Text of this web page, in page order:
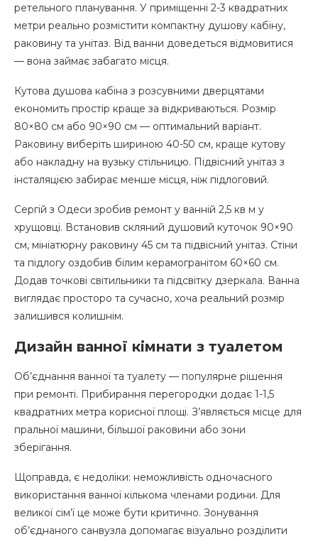
ретельного планування. У приміщенні 2-3 квадратних
метри реально розмістити компактну душову кабіну,
раковину та унітаз. Від ванни доведеться відмовитися
— вона займає забагато місця.
Кутова душова кабіна з розсувними дверцятами
економить простір краще за відкриваються. Розмір
80×80 см або 90×90 см — оптимальний варіант.
Раковину виберіть шириною 40-50 см, краще кутову
або накладну на вузьку стільницю. Підвісний унітаз з
інсталяцією забирає менше місця, ніж підлоговий.
Сергій з Одеси зробив ремонт у ванній 2,5 кв м у
хрущовці. Встановив скляний душовий куточок 90×90
см, мініатюрну раковину 45 см та підвісний унітаз. Стіни
та підлогу оздобив білим керамогранітом 60×60 см.
Додав точкові світильники та підсвітку дзеркала. Ванна
виглядає просторо та сучасно, хоча реальний розмір
залишився колишнім.
Дизайн ванної кімнати з туалетом
Об’єднання ванної та туалету — популярне рішення
при ремонті. Прибирання перегородки додає 1-1,5
квадратних метра корисної площі. З’являється місце для
пральної машини, більшої раковини або зони
зберігання.
Щоправда, є недоліки: неможливість одночасного
використання ванної кількома членами родини. Для
великої сім’ї це може бути критично. Зонування
об’єднаного санвузла допомагає візуально розділити